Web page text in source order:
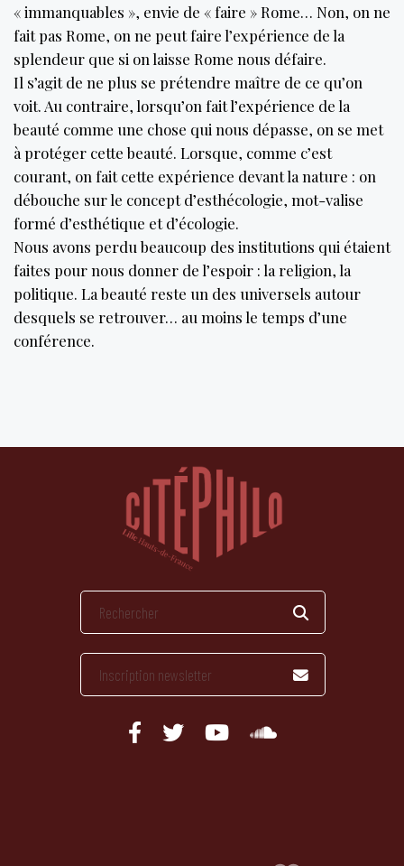
« immanquables », envie de « faire » Rome… Non, on ne
fait pas Rome, on ne peut faire l’expérience de la
splendeur que si on laisse Rome nous défaire.
Il s’agit de ne plus se prétendre maître de ce qu’on
voit. Au contraire, lorsqu’on fait l’expérience de la
beauté comme une chose qui nous dépasse, on se met
à protéger cette beauté. Lorsque, comme c’est
courant, on fait cette expérience devant la nature : on
débouche sur le concept d’esthécologie, mot-valise
formé d’esthétique et d’écologie.
Nous avons perdu beaucoup des institutions qui étaient
faites pour nous donner de l’espoir : la religion, la
politique. La beauté reste un des universels autour
desquels se retrouver… au moins le temps d’une
conférence.